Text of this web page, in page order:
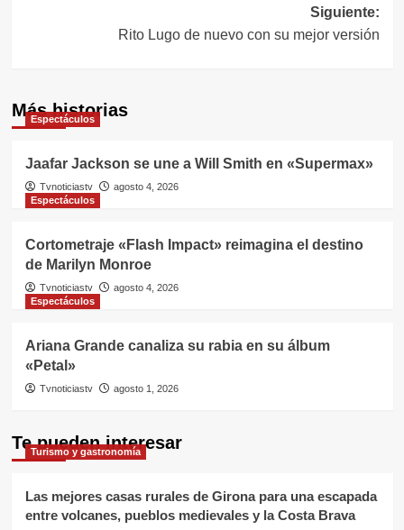
Siguiente:
Rito Lugo de nuevo con su mejor versión
Más historias
Espectáculos
Jaafar Jackson se une a Will Smith en «Supermax»
Tvnoticiastv
agosto 4, 2026
Espectáculos
Cortometraje «Flash Impact» reimagina el destino
de Marilyn Monroe
Tvnoticiastv
agosto 4, 2026
Espectáculos
Ariana Grande canaliza su rabia en su álbum
«Petal»
Tvnoticiastv agosto 1, 2026
Te pueden interesar
Turismo y gastronomía
Las mejores casas rurales de Girona para una escapada
entre volcanes, pueblos medievales y la Costa Brava